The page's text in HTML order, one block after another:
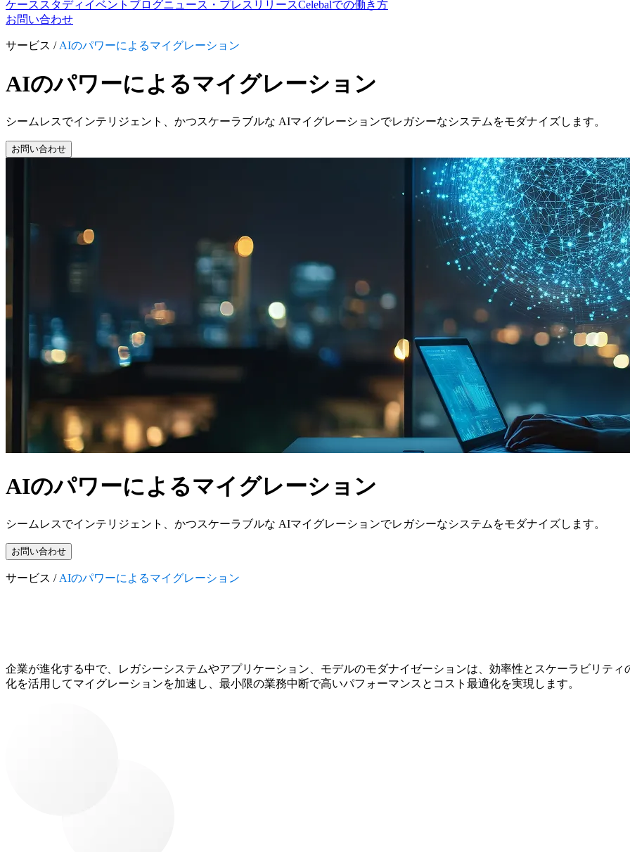
ケーススタディ イベント ブログニュース・プレスリリースCelebalでの働き方
お問い合わせ
サービス / AIのパワーによるマイグレーション
AIのパワーによるマイグレーション
シームレスでインテリジェント、かつスケーラブルな AIマイグレーションでレガシーなシステムをモダナイズします。
お問い合わせ
AIのパワーによるマイグレーション
シームレスでインテリジェント、かつスケーラブルな AIマイグレーションでレガシーなシステムをモダナイズします。
お問い合わせ
サービス / AIのパワーによるマイグレーション
企業が進化する中で、レガシーシステムやアプリケーション、モデルのモダナイゼーションは、効率性とスケーラビリティ
化を活用してマイグレーションを加速し、最小限の業務中断で高いパフォーマンスとコスト最適化を実現します。